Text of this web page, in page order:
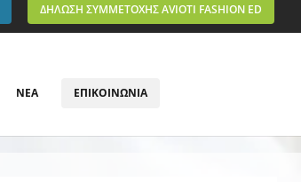
ΔΗΛΩΣΗ ΣΥΜΜΕΤΟΧΗΣ AVIOTI FASHION ED
ΝΕΑ ΕΠΙΚΟΙΝΩΝΙΑ